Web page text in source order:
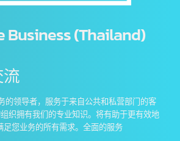
Business (Thailand)
的领导者，服务于来自公共和私营部门的客
织拥有我们的专业知识。将有助于更有效地